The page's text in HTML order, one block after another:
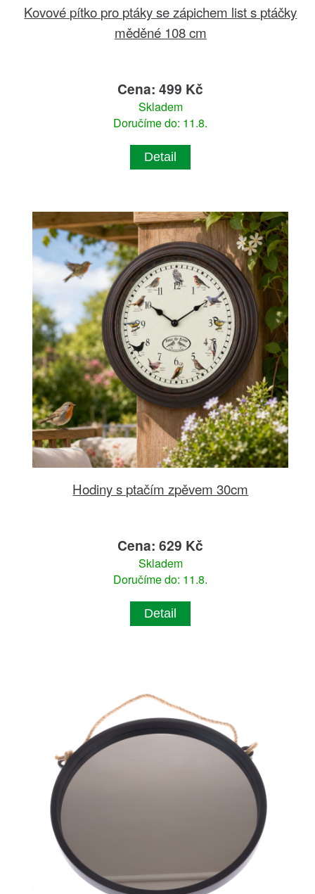
Kovové pítko pro ptáky se zápichem list s ptáčky
měděné 108 cm
Cena: 499 Kč
Skladem
Doručíme do: 11.8.
Detail
Hodiny s ptačím zpěvem 30cm
Cena: 629 Kč
Skladem
Doručíme do: 11.8.
Detail